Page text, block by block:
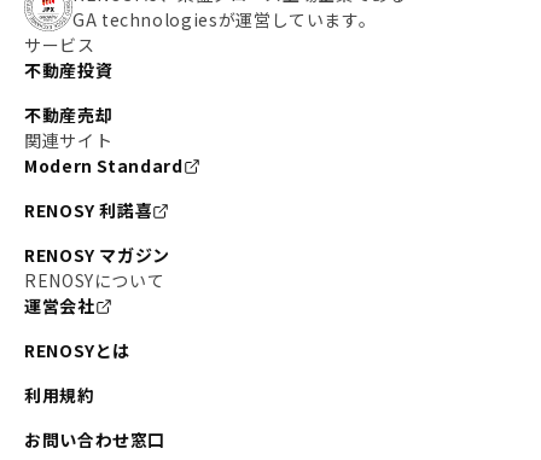
GA technologiesが運営しています。
サービス
不動産投資
不動産売却
関連サイト
Modern Standard
RENOSY 利諾喜
RENOSY マガジン
RENOSYについて
運営会社
RENOSYとは
利用規約
お問い合わせ窓口